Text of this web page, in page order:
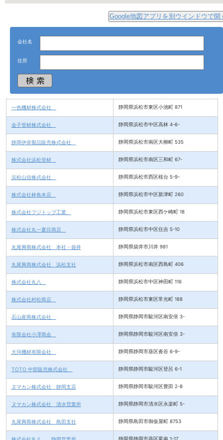
Google地図アプリを別ウインドウで開
会社名
住所
一色機材株式会社 静岡県浜松市東区小池町 871
金子管材株式会社 静岡県浜松市中区高林 4-6-
静岡伊奈製品販売株式会社 静岡県浜松市南区大柳町 535
株式会社浜松管材 静岡県浜松市南区三和町 67-
浜松山信株式会社 静岡県浜松市西区桜台 5-9-
株式会社林角本店 静岡県浜松市中区新津町 260
株式会社フジトップ工業 静岡県浜松市東区西ケ崎町 18
株式会社丸一夏目商店 静岡県浜松市中区住吉 5-10
丸尾興商株式会社 本社・袋井 静岡県袋井市川井 981
丸尾興商株式会社 浜松支社 静岡県浜松市南区西島町 406
株式会社丸八 静岡県浜松市中区神田町 116
株式会社村松商店 静岡県浜松市東区常光町 188
石山産商株式会社 静岡県静岡市駿河区南安倍 3-
有限会社小澤商会 静岡県静岡市駿河区南安倍 3-
大河機材有限会社 静岡県静岡市葵区沓谷 6-9-
TOTO 中部販売株式会社 静岡県静岡市駿河区登呂 6-1
ヌマカン株式会社 静岡支店 静岡県静岡市駿河区豊田 2-8
ヌマカン株式会社 清水営業所 静岡県静岡市清水区永楽町 5-
丸尾興商株式会社 島田支社 静岡県島田市御仮屋町 8753
静岡県静岡市葵区竜南 1-17